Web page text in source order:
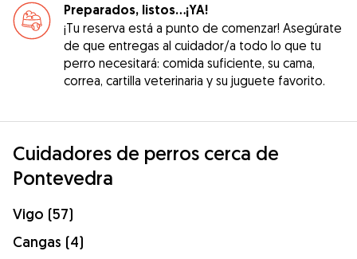
Preparados, listos...¡YA!
¡Tu reserva está a punto de comenzar! Asegúrate
de que entregas al cuidador/a todo lo que tu
perro necesitará: comida suficiente, su cama,
correa, cartilla veterinaria y su juguete favorito.
Cuidadores de perros cerca de
Pontevedra
Vigo (57)
Cangas (4)